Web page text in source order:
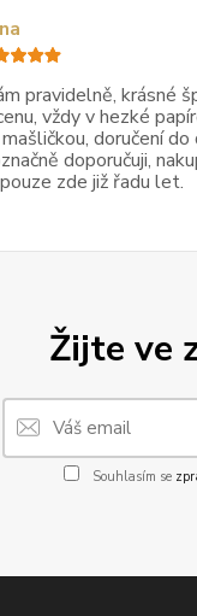
Žijte ve
Souhlasím se
pravidelně, krásné
vždy v hezké
doručení do
doporučuji,
zde již řadu let.